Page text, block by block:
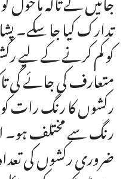
تدارک کیا جا سکے۔
کو کم کرنے کے لیے
متعارف کی جائے گی
رکشوں کا رنگ رات
رنگ سے مختلف ہو۔
ضروری رکشوں کی